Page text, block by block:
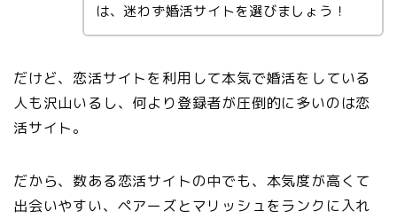
は、迷わず婚活サイトを選びましょう！
だけど、恋活サイトを利用して本気で婚活をしている
人も沢山いるし、何より登録者が圧倒的に多いのは恋
活サイト。
だから、数ある恋活サイトの中でも、本気度が高くて
出会いやすい、ペアーズとマリッシュをランクに入れ